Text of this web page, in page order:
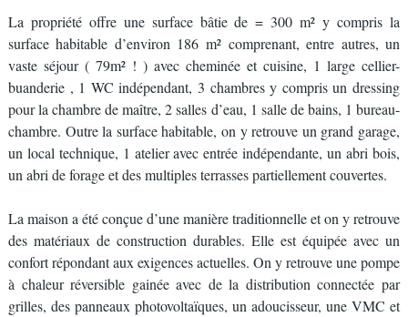
La propriété offre une surface bâtie de = 300 m² y compris la
surface habitable d’environ 186 m² comprenant, entre autres, un
vaste séjour ( 79m² ! ) avec cheminée et cuisine, 1 large cellier-
buanderie , 1 WC indépendant, 3 chambres y compris un dressing
pour la chambre de maître, 2 salles d’eau, 1 salle de bains, 1 bureau-
chambre. Outre la surface habitable, on y retrouve un grand garage,
un local technique, 1 atelier avec entrée indépendante, un abri bois,
un abri de forage et des multiples terrasses partiellement couvertes.
La maison a été conçue d’une manière traditionnelle et on y retrouve
des matériaux de construction durables. Elle est équipée avec un
confort répondant aux exigences actuelles. On y retrouve une pompe
à chaleur réversible gainée avec de la distribution connectée par
grilles, des panneaux photovoltaïques, un adoucisseur, une VMC et